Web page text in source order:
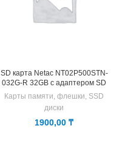
SD карта Netac NT02P500STN-
032G-R 32GB с адаптером SD
Карты памяти, флешки, SSD
диски
1900,00 ₸